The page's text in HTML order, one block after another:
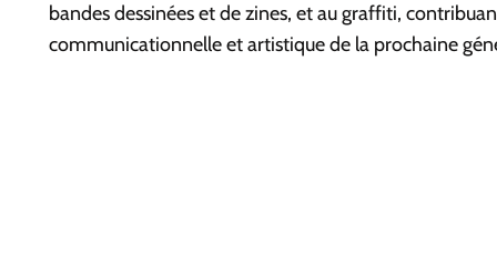
bandes dessinées et de zines, et au graffiti,
communicationnelle et artistique de la prochaine